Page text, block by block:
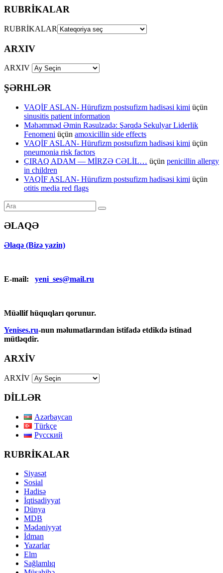
RUBRİKALAR
RUBRİKALAR
ARXIV
ARXIV
ŞƏRHLƏR
VAQİF ASLAN- Hürufizm postsufizm hadisəsi kimi üçün
sinusitis patient information
Məhəmməd Əmin Rəsulzadə: Şərqdə Sekulyar Liderlik
Fenomeni üçün amoxicillin side effects
VAQİF ASLAN- Hürufizm postsufizm hadisəsi kimi üçün
pneumonia risk factors
ÇIRAQ ADAM — MİRZƏ CƏLİL… üçün penicillin allergy
in children
VAQİF ASLAN- Hürufizm postsufizm hadisəsi kimi üçün
otitis media red flags
ƏLAQƏ
Əlaqə (Bizə yazin)
E-mail: yeni_ses@mail.ru
Müəllif hüquqları qorunur.
Yenises.ru-nun məlumatlarından istifadə etdikdə istinad
mütləqdir.
ARXİV
ARXİV
DİLLƏR
Azərbaycan
Türkçe
Русский
RUBRİKALAR
Siyasət
Sosial
Hadisə
İqtisadiyyat
Dünya
MDB
Mədəniyyət
İdman
Yazarlar
Elm
Sağlamlıq